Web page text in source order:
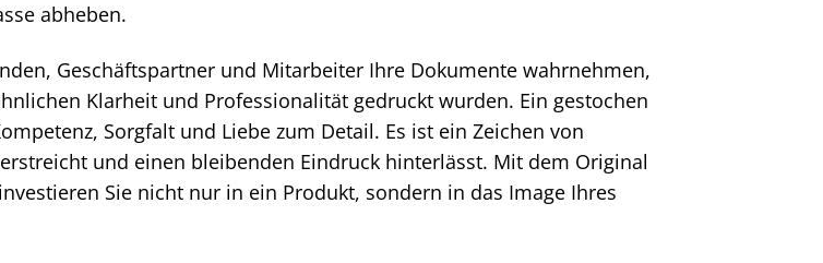
abheben.
Geschäftspartner und Mitarbeiter Ihre Dokumente wahrnehmen,
Klarheit und Professionalität gedruckt wurden. Ein gestochen
Sorgfalt und Liebe zum Detail. Es ist ein Zeichen von
und einen bleibenden Eindruck hinterlässt. Mit dem Original
Sie nicht nur in ein Produkt, sondern in das Image Ihres